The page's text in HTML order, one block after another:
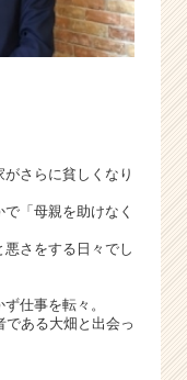
さらに貧しくなり
「母親を助けなく
さをする日々でし
仕事を転々。
である大畑と出会っ